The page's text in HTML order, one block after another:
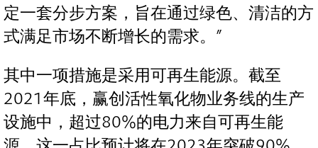
定一套分步方案，旨在通过绿色、清洁的方
式满足市场不断增长的需求。”
其中一项措施是采用可再生能源。截至
2021年底，赢创活性氧化物业务线的生产
设施中，超过80%的电力来自可再生能